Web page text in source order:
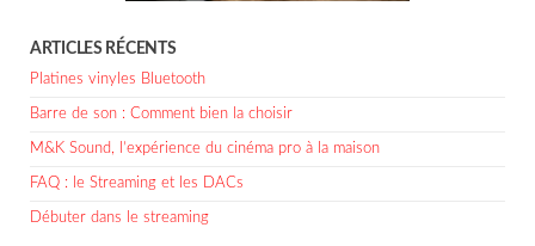
ARTICLES RÉCENTS
Platines vinyles Bluetooth
Barre de son : Comment bien la choisir
M&K Sound, l’expérience du cinéma pro à la maison
FAQ : le Streaming et les DACs
Débuter dans le streaming